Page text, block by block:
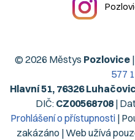
© 2026 Městys Pozlovice|
577
Hlavní 51, 76326
DIČ: CZ00568708 |
Prohlášení o přístupnosti |
zakázáno | Web užívá